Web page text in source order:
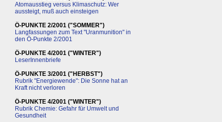
Atomausstieg versus Klimaschutz: Wer
aussteigt, muß auch einsteigen
Ö-PUNKTE 2/2001 ("SOMMER")
Langfassungen zum Text "Uranmunition" in
den Ö-Punkte 2/2001
Ö-PUNKTE 4/2001 ("WINTER")
LeserInnenbriefe
Ö-PUNKTE 3/2001 ("HERBST")
Rubrik "Energiewende": Die Sonne hat an
Kraft nicht verloren
Ö-PUNKTE 4/2001 ("WINTER")
Rubrik Chemie: Gefahr für Umwelt und
Gesundheit